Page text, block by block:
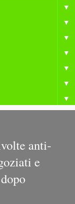
▼
▼
▼
▼
▼
▼
▼
anti-
e